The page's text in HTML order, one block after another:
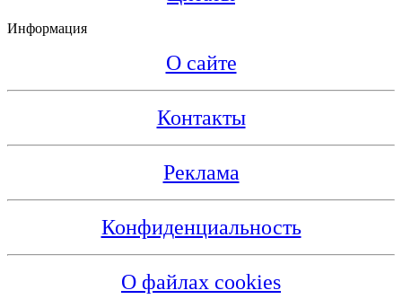
Информация
О сайте
Контакты
Реклама
Конфиденциальность
О файлах cookies